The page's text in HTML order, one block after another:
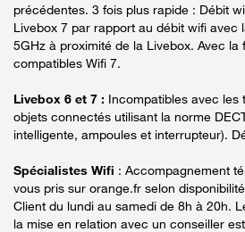
précédentes. 3 fois plus rapide : Débit
Livebox 7 par rapport au débit wifi avec
5GHz à proximité de la Livebox. Avec la
compatibles Wifi 7.
Livebox 6 et 7 : Incompatibles avec les
objets connectés utilisant la norme
intelligente, ampoules et interrupteur).
Spécialistes Wifi : Accompagnement
vous pris sur orange.fr selon
Client du lundi au samedi de 8h à 20h.
la mise en relation avec un conseiller